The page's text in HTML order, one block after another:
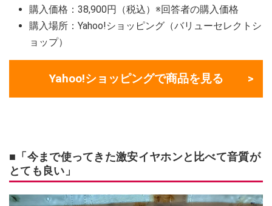
購入価格：38,900円（税込）※回答者の購入価格
購入場所：Yahoo!ショッピング（バリューセレクトシ
ョップ）
Yahoo!ショッピングで商品を見る
■「今まで使ってきた激安イヤホンと比べて音質が
とても良い」